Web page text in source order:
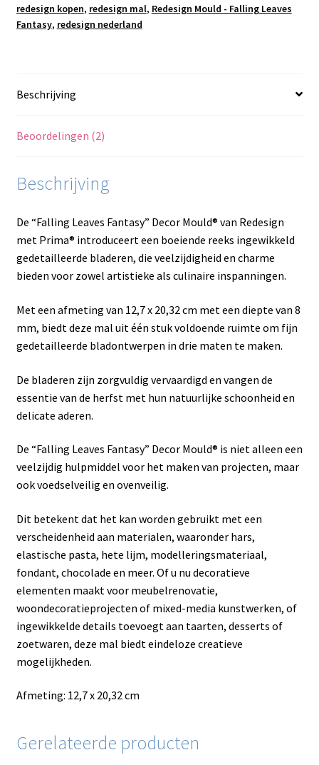
redesign kopen, redesign mal, Redesign Mould - Falling Leaves
Fantasy, redesign nederland
Beschrijving
Beoordelingen (2)
Beschrijving
De “Falling Leaves Fantasy” Decor Mould® van Redesign
met Prima® introduceert een boeiende reeks ingewikkeld
gedetailleerde bladeren, die veelzijdigheid en charme
bieden voor zowel artistieke als culinaire inspanningen.
Met een afmeting van 12,7 x 20,32 cm met een diepte van 8
mm, biedt deze mal uit één stuk voldoende ruimte om fijn
gedetailleerde bladontwerpen in drie maten te maken.
De bladeren zijn zorgvuldig vervaardigd en vangen de
essentie van de herfst met hun natuurlijke schoonheid en
delicate aderen.
De “Falling Leaves Fantasy” Decor Mould® is niet alleen een
veelzijdig hulpmiddel voor het maken van projecten, maar
ook voedselveilig en ovenveilig.
Dit betekent dat het kan worden gebruikt met een
verscheidenheid aan materialen, waaronder hars,
elastische pasta, hete lijm, modelleringsmateriaal,
fondant, chocolade en meer. Of u nu decoratieve
elementen maakt voor meubelrenovatie,
woondecoratieprojecten of mixed-media kunstwerken, of
ingewikkelde details toevoegt aan taarten, desserts of
zoetwaren, deze mal biedt eindeloze creatieve
mogelijkheden.
Afmeting: 12,7 x 20,32 cm
Gerelateerde producten